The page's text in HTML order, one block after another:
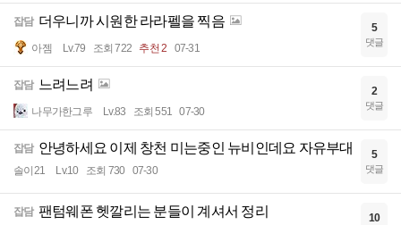
잡담 더우니까 시원한 라라펠을 찍음
아젬 Lv.79 조회 722 추천 2 07-31
5
댓글
잡담 느려느려
나무가한그루 Lv.83 조회 551 07-30
2
댓글
잡담 안녕하세요 이제 창천 미는중인 뉴비인데요 자유부대
솔이21 Lv.10 조회 730 07-30
5
댓글
잡담 팬텀웨폰 헷깔리는 분들이 계셔서 정리 10